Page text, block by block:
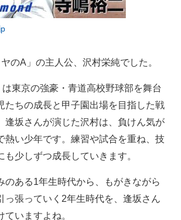
のA」の主人公、沢村栄純でした。
東京の強豪・青道高校野球部を舞台
たちの成長と甲子園出場を目指した戦
逢坂さんが演じた沢村は、負けん気が
熱い少年です。練習や試合を重ね、技
も少しずつ成長していきます。
ある1年生時代から、もがきながら
っ張っていく2年生時代を、逢坂さん
いますよね。